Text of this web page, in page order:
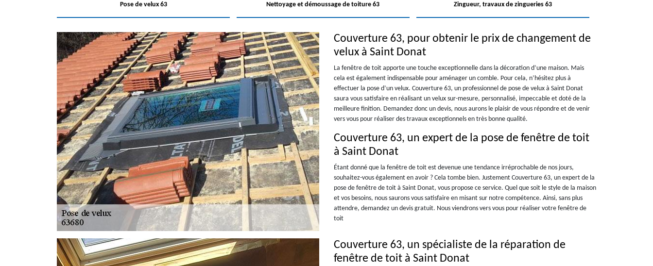
Pose de velux 63 Nettoyage et démoussage de toiture 63 Zingueur, travaux de zingueries 63
Couverture 63, pour obtenir le prix de changement de
velux à Saint Donat
La fenêtre de toit apporte une touche exceptionnelle dans la décoration d’une maison. Mais
cela est également indispensable pour aménager un comble. Pour cela, n’hésitez plus à
effectuer la pose d’un velux. Couverture 63, un professionnel de pose de velux à Saint Donat
saura vous satisfaire en réalisant un velux sur-mesure, personnalisé, impeccable et doté de la
meilleure finition. Demandez donc un devis, nous aurons le plaisir de vous répondre et de venir
vers vous pour réaliser des travaux exceptionnels en très bonne qualité.
Couverture 63, un expert de la pose de fenêtre de toit
à Saint Donat
Étant donné que la fenêtre de toit est devenue une tendance irréprochable de nos jours,
souhaitez-vous également en avoir ? Cela tombe bien. Justement Couverture 63, un expert de la
pose de fenêtre de toit à Saint Donat, vous propose ce service. Quel que soit le style de la maison
et vos besoins, nous saurons vous satisfaire en misant sur notre compétence. Ainsi, sans plus
attendre, demandez un devis gratuit. Nous viendrons vers vous pour réaliser votre fenêtre de
toit
Couverture 63, un spécialiste de la réparation de
fenêtre de toit à Saint Donat